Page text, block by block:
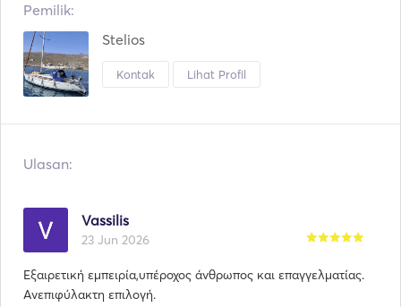
Pemilik:
Stelios
Kontak Lihat Profil
Ulasan:
Vassilis
23 Jun 2026
Εξαιρετική εμπειρία,υπέροχος άνθρωπος και επαγγελματίας.
Ανεπιφύλακτη επιλογή.